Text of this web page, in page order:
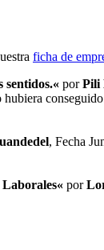
ficha de
sentidos.« porPili
, Fecha
Laborales« por